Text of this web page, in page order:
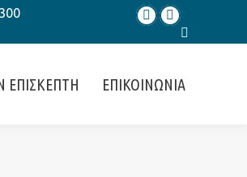
FacebookInstagram
Search:
ΕΠΙΣΚΕΠΤΗ ΕΠΙΚΟΙΝΩΝΙΑ